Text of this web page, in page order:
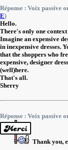
Réponse : Voix passive
E)
Hello.
There's only one context
Imagine an expensive
in inexpensive dresses.
that the shoppers who
expensive, designer
(well)here.
That's all.
Sherry
Réponse : Voix passive
Thank you,